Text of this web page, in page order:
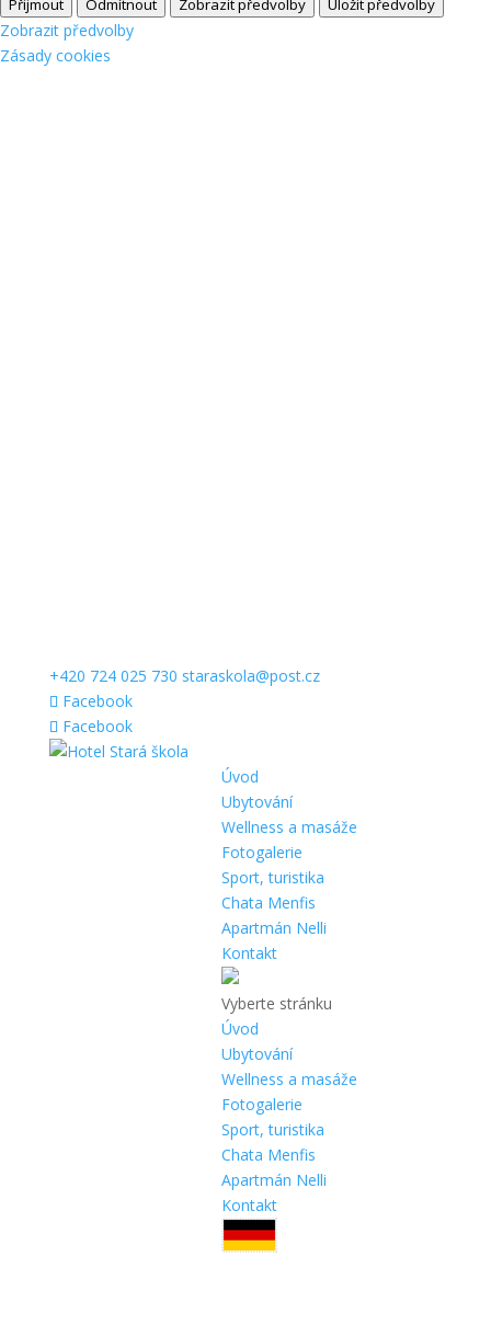
Přijmout Odmítnout Zobrazit předvolby Uložit předvolby
Zobrazit předvolby
Zásady cookies
+420 724 025 730 staraskola@post.cz
Facebook
Facebook
Úvod
Ubytování
Wellness a masáže
Fotogalerie
Sport, turistika
Chata Menfis
Apartmán Nelli
Kontakt
Vyberte stránku
Úvod
Ubytování
Wellness a masáže
Fotogalerie
Sport, turistika
Chata Menfis
Apartmán Nelli
Kontakt